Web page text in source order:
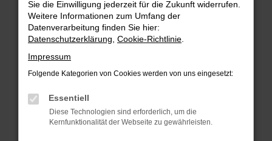
Laden andere Webseiten, zum Beispiel deine
Suchmaschine?
Prüfe deine Browsererweiterungen.
Manche Erweiterungen, wie Werbeblocker,
können das Laden bestimmter Seiten
anderen Browser oder in einem privaten
Fenster?
Starte dein Gerät neu.
Sie die Einwilligung jederzeit für die Zukunft widerrufen.
Weitere Informationen zum Umfang der
Datenverarbeitung finden Sie hier:
Datenschutzerklärung Cookie-Richtlinie
Impressum
Folgende Kategorien von Cookies werden von uns eingesetzt:
Essentiell
Diese Technologien sind erforderlich, um die
Kernfunktionalität der Webseite zu gewährleisten.